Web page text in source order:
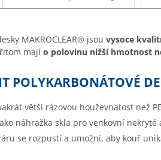
MAKROCLEAR® jsou vysoce
mají o polovinu nižší hmotnost
POLYKARBONÁTOVÉ
větší rázovou houževnatost než
náhražka skla pro venkovní nekryté
se rozpustí a umožní, aby kouř